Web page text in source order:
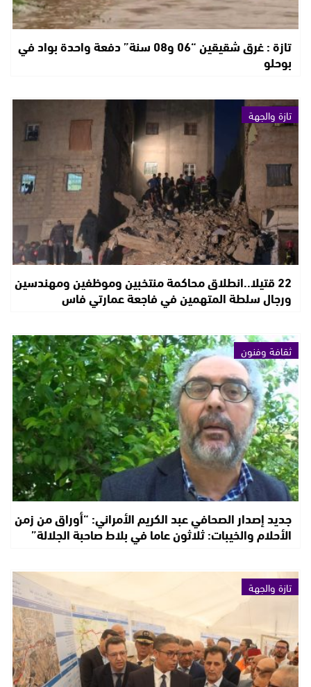
تازة : غرق شقيقين “06 و08 سنة” دفعة واحدة بواد في
بوحلو
تازة والجهة
22 قتيلا..انطلاق محاكمة منتخبين وموظفين ومهندسين
ورجال سلطة المتهمين في فاجعة عمارتي فاس
ثقافة وفنون
جديد إصدار الصحافي عبد الكريم الأمراني: “أوراق من زمن
الأحلام والخيبات: ثلاثون عاما في بلاط صاحبة الجلالة”
تازة والجهة